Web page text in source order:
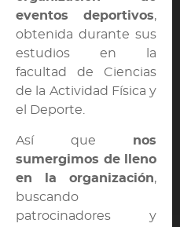
eventos deportivos,
obtenida durante sus
estudios en la
facultad de Ciencias
de la Actividad Física y
el Deporte.
Así que nos
sumergimos de lleno
en la organización,
buscando
patrocinadores y